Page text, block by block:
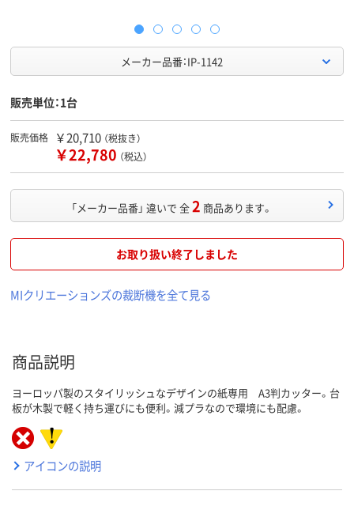
メーカー品番：IP-1142
販売単位：1台
販売価格 ￥20,710 （税抜き）
￥22,780 （税込）
「メーカー品番」 違いで 全2 商品あります。
お取り扱い終了しました
MIクリエーションズの裁断機を全て見る
商品説明
ヨーロッパ製のスタイリッシュなデザインの紙専用 A3判カッター。台
板が木製で軽く持ち運びにも便利。減プラなので環境にも配慮。
アイコンの説明